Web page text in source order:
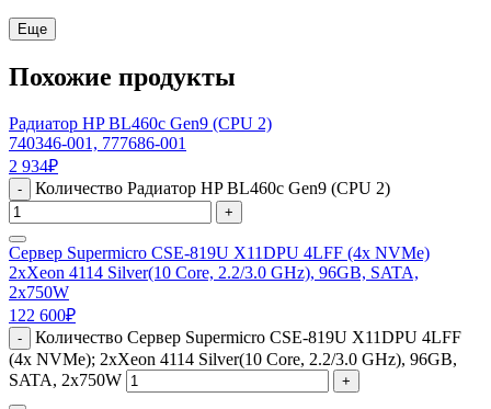
Еще
Похожие продукты
Радиатор HP BL460c Gen9 (CPU 2)
740346-001, 777686-001
2 934₽
- Количество Радиатор HP BL460c Gen9 (CPU 2)
+
Сервер Supermicro CSE-819U X11DPU 4LFF (4x NVMe)
2xXeon 4114 Silver(10 Core, 2.2/3.0 GHz), 96GB, SATA,
2x750W
122 600₽
-
Количество Сервер Supermicro CSE-819U X11DPU 4LFF
(4x NVMe); 2xXeon 4114 Silver(10 Core, 2.2/3.0 GHz), 96GB,
SATA, 2x750W
+